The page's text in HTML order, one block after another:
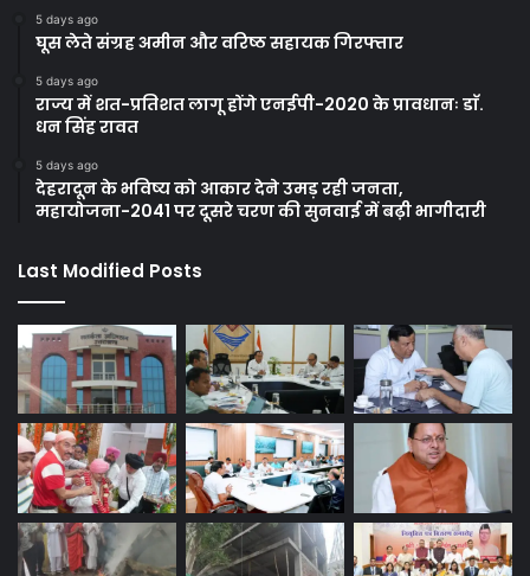
5 days ago
घूस लेते संग्रह अमीन और वरिष्ठ सहायक गिरफ्तार
5 days ago
राज्य में शत-प्रतिशत लागू होंगे एनईपी-2020 के प्रावधानः डाॅ.
धन सिंह रावत
5 days ago
देहरादून के भविष्य को आकार देने उमड़ रही जनता,
महायोजना-2041 पर दूसरे चरण की सुनवाई में बढ़ी भागीदारी
Last Modified Posts